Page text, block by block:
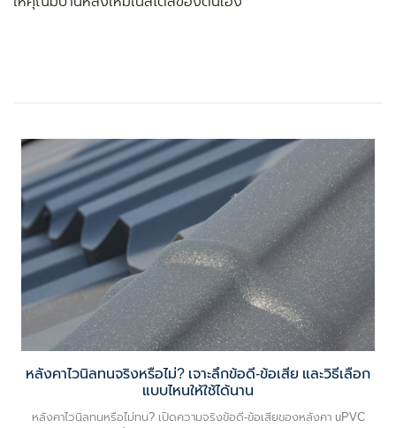
หลังคาไวนิลทนจริงหรือไม่? เจาะลึกข้อดี-ข้อเสีย และวิธีเลือก
แบบไหนให้ใช้ได้นาน
หลังคาไวนิลทนหรือไม่ทน? เปิดความจริงข้อดี-ข้อเสียของหลังคา uPVC